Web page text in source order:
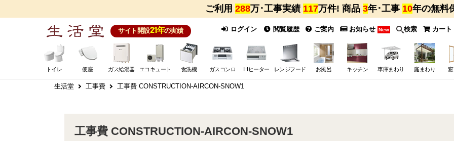
ご利用 288万･工事実績 117万件! 商品 3年･工事 10年の無料
サイト開設21年の実績 ログイン 閲覧履歴 ご案内 お知らせ New 検索 カート
トイレ 便座 ガス給湯器 エコキュート 食洗機 ガスコンロ IHヒーター レンジフード お風呂 キッチン 車庫まわり 庭まわり
生活堂 工事費 工事費 CONSTRUCTION-AIRCON-SNOW1
工事費 CONSTRUCTION-AIRCON-SNOW1